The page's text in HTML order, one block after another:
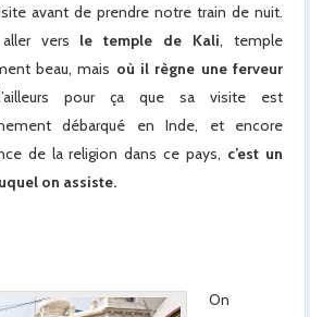
avant de prendre notre train de nuit.
vers le temple de Kali, temple
beau, mais où il règne une ferveur
pour ça que sa visite est
débarqué en Inde, et encore
de la religion dans ce pays, c’est un
on assiste.
On